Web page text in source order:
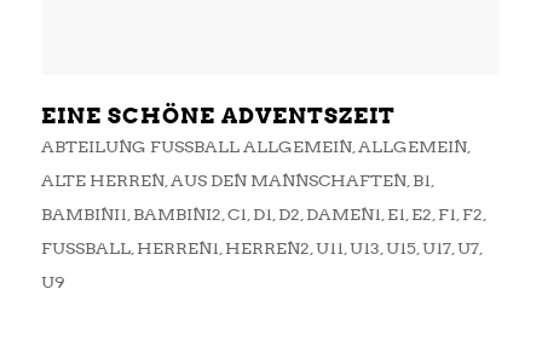
EINE SCHÖNE ADVENTSZEIT
ABTEILUNG FUSSBALL ALLGEMEIN , ALLGEMEIN,
ALTE HERREN, AUS DEN MANNSCHAFTEN, B1
BAMBINI1 BAMBINI2 C1 D1 D2 DAMEN1 E1 E2 F1 F2
FUSSBALL , HERREN1 HERREN2 U11 U13 U15, U17, U7,
U9